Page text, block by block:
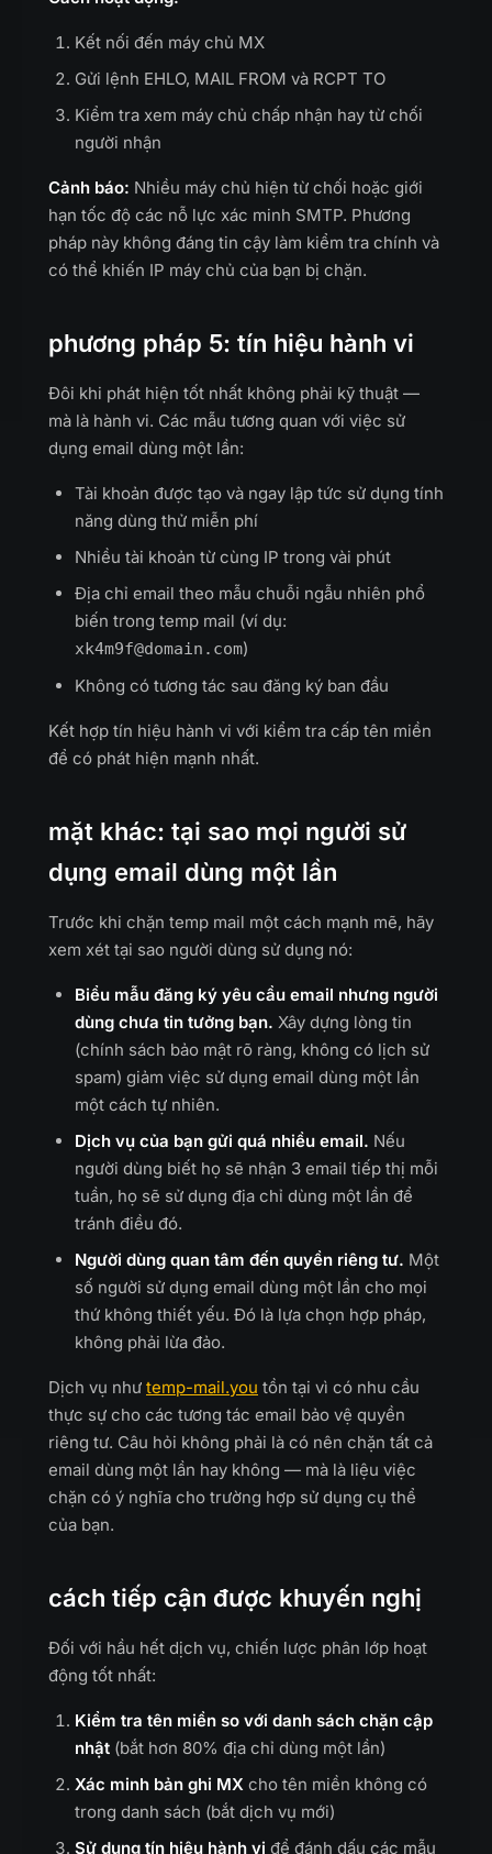
Kết nối đến máy chủ MX
Gửi lệnh EHLO, MAIL FROM và RCPT TO
Kiểm tra xem máy chủ chấp nhận hay từ chối
người nhận
Cảnh báo: Nhiều máy chủ hiện từ chối hoặc giới
hạn tốc độ các nỗ lực xác minh SMTP. Phương
pháp này không đáng tin cậy làm kiểm tra chính và
có thể khiến IP máy chủ của bạn bị chặn.
phương pháp 5: tín hiệu hành vi
Đôi khi phát hiện tốt nhất không phải kỹ thuật —
mà là hành vi. Các mẫu tương quan với việc sử
dụng email dùng một lần:
Tài khoản được tạo và ngay lập tức sử dụng tính
năng dùng thử miễn phí
Nhiều tài khoản từ cùng IP trong vài phút
Địa chỉ email theo mẫu chuỗi ngẫu nhiên phổ
biến trong temp mail (ví dụ:
xk4m9f@domain.com)
Không có tương tác sau đăng ký ban đầu
Kết hợp tín hiệu hành vi với kiểm tra cấp tên miền
để có phát hiện mạnh nhất.
mặt khác: tại sao mọi người sử
dụng email dùng một lần
Trước khi chặn temp mail một cách mạnh mẽ, hãy
xem xét tại sao người dùng sử dụng nó:
Biểu mẫu đăng ký yêu cầu email nhưng người
dùng chưa tin tưởng bạn. Xây dựng lòng tin
(chính sách bảo mật rõ ràng, không có lịch sử
spam) giảm việc sử dụng email dùng một lần
một cách tự nhiên.
Dịch vụ của bạn gửi quá nhiều email. Nếu
người dùng biết họ sẽ nhận 3 email tiếp thị mỗi
tuần, họ sẽ sử dụng địa chỉ dùng một lần để
tránh điều đó.
Người dùng quan tâm đến quyền riêng tư. Một
số người sử dụng email dùng một lần cho mọi
thứ không thiết yếu. Đó là lựa chọn hợp pháp,
không phải lừa đảo.
Dịch vụ như temp-mail.you tồn tại vì có nhu cầu
thực sự cho các tương tác email bảo vệ quyền
riêng tư. Câu hỏi không phải là có nên chặn tất cả
email dùng một lần hay không — mà là liệu việc
chặn có ý nghĩa cho trường hợp sử dụng cụ thể
của bạn.
cách tiếp cận được khuyến nghị
Đối với hầu hết dịch vụ, chiến lược phân lớp hoạt
động tốt nhất:
Kiểm tra tên miền so với danh sách chặn cập
nhật (bắt hơn 80% địa chỉ dùng một lần)
Xác minh bản ghi MX cho tên miền không có
trong danh sách (bắt dịch vụ mới)
Sử dụng tín hiệu hành vi để đánh dấu các mẫu